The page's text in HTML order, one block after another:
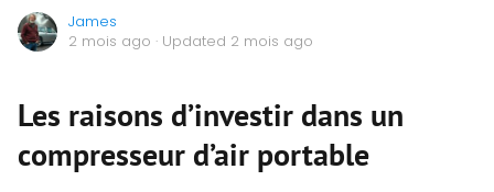
James
2 mois ago · Updated 2 mois ago
Les raisons d’investir dans un
compresseur d’air portable